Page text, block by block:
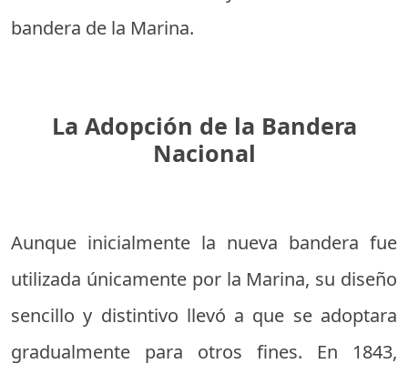
bandera de la Marina.
La Adopción de la Bandera
Nacional
Aunque inicialmente la nueva bandera fue
utilizada únicamente por la Marina, su diseño
sencillo y distintivo llevó a que se adoptara
gradualmente para otros fines. En 1843,